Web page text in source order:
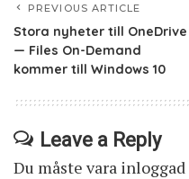
PREVIOUS ARTICLE
Stora nyheter till OneDrive
— Files On-Demand
kommer till Windows 10
Leave a Reply
Du måste vara inloggad